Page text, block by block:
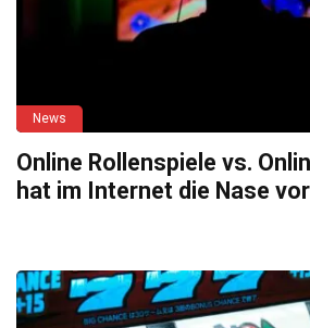
News
Online Rollenspiele vs.
hat im Internet die Nase